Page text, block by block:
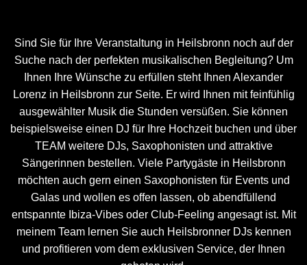
Sind Sie für Ihre Veranstaltung in Heilsbronn noch auf der
Suche nach der perfekten musikalischen Begleitung? Um
Ihnen Ihre Wünsche zu erfüllen steht Ihnen Alexander
Lorenz in Heilsbronn zur Seite. Er wird Ihnen mit feinfühlig
ausgewählter Musik die Stunden versüßen. Sie können
beispielsweise einen DJ für Ihre Hochzeit buchen und über
TEAM weitere DJs, Saxophonisten und attraktive
Sängerinnen bestellen. Viele Partygäste in Heilsbronn
möchten auch gern einen Saxophonisten für Events und
Galas und wollen es offen lassen, ob abendfüllend
entspannte Ibiza-Vibes oder Club-Feeling angesagt ist. Mit
meinem Team lernen Sie auch Heilsbronner DJs kennen
und profitieren vom dem exklusiven Service, der Ihnen